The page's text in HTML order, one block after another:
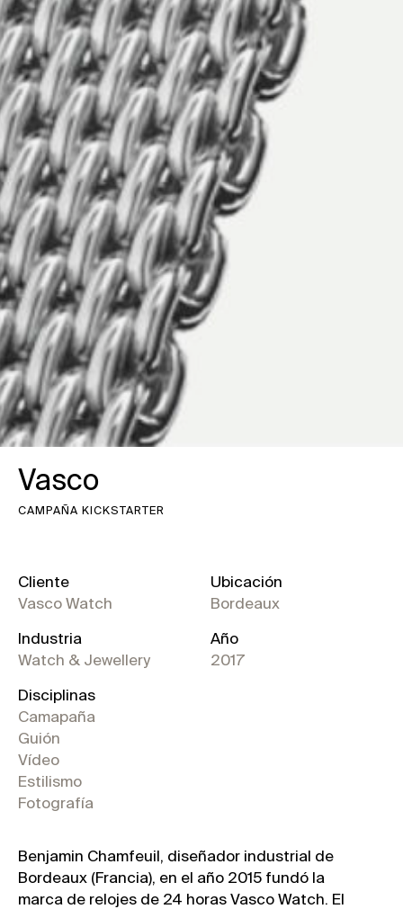
Vasco
CAMPAÑA KICKSTARTER
Cliente
Vasco Watch
Industria
Watch & Jewellery
Disciplinas
Camapaña
Guión
Vídeo
Estilismo
Fotografía
Ubicación
Bordeaux
Año
2017
Benjamin Chamfeuil, diseñador industrial de
Bordeaux (Francia), en el año 2015 fundó la
marca de relojes de 24 horas Vasco Watch. El